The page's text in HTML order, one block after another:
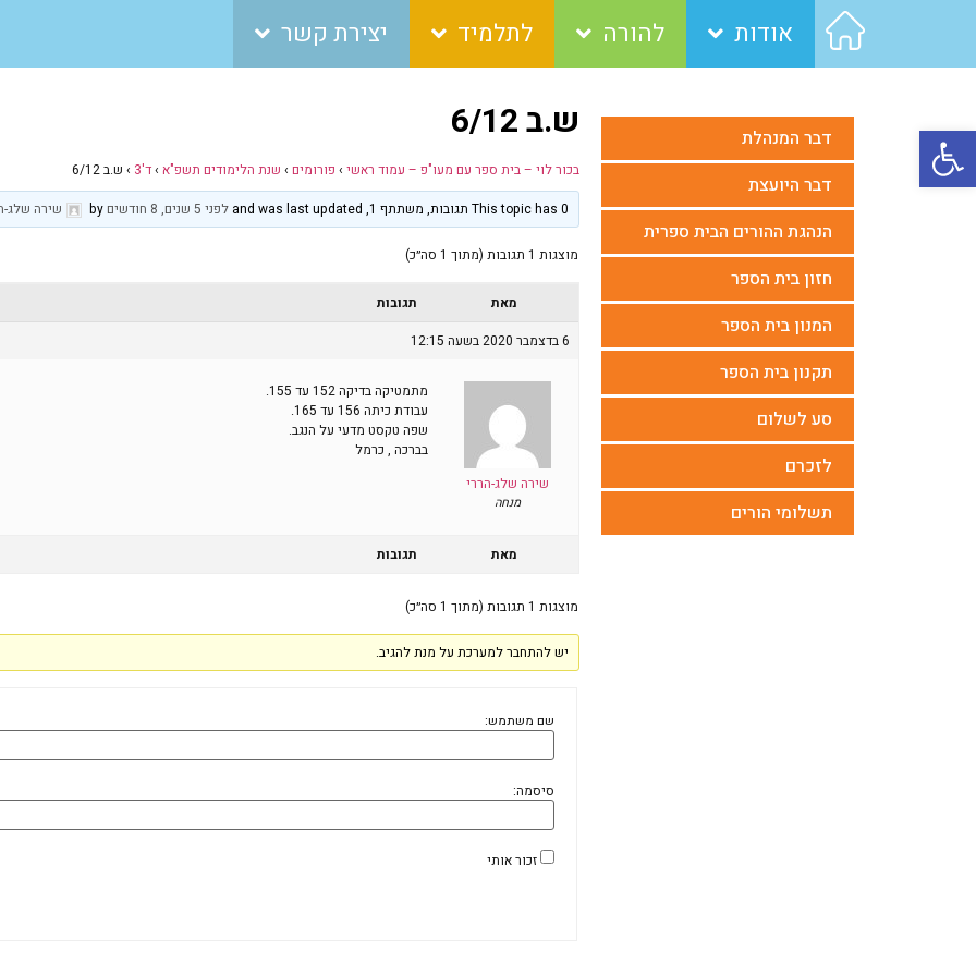
פתח סרגל נגישות
אודות להורה לתלמיד יצירת קשר
דבר המנהלת
דבר היועצת
הנהגת ההורים הבית ספרית
חזון בית הספר
המנון בית הספר
תקנון בית הספר
סע לשלום
לזכרם
תשלומי הורים
ש.ב 6/12
בכור לוי – בית ספר עם מעו"פ – עמוד ראשי › פורומים › שנת הלימודים תשפ"א ›ד'3 › ש.ב 6/12
This topic has 0 תגובות, משתתף 1, and was last updated
לפני 5 שנים, 8 חודשים שירה שלג-
מוצגות 1 תגובות (מתוך 1 סה״כ)
מאת
תגובות
6 בדצמבר 2020 בשעה 12:15
שירה שלג-הררי
מנחה
מתמטיקה בדיקה 152 עד 155.
עבודת כיתה 156 עד 165.
שפה טקסט מדעי על הנגב.
בברכה , כרמל
מאת תגובות
מוצגות 1 תגובות (מתוך 1 סה״כ)
יש להתחבר למערכת על מנת להגיב.
שם משתמש:
סיסמה:
זכור אותי